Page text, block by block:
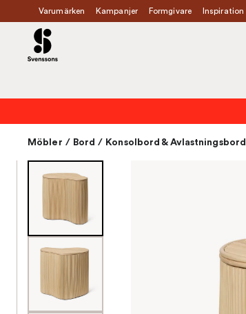
Varumärken Kampanjer Formgivare Inspiration
Möbler / Bord / Konsolbord & Avlastningsbord